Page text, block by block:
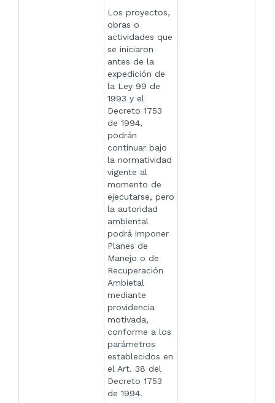
Los proyectos,
obras o
actividades que
se iniciaron
antes de la
expedición de
la Ley 99 de
1993 y el
Decreto 1753
de 1994,
podrán
continuar bajo
la normatividad
vigente al
momento de
ejecutarse, pero
la autoridad
ambiental
podrá imponer
Planes de
Manejo o de
Recuperación
Ambietal
mediante
providencia
motivada,
conforme a los
parámetros
establecidos en
el Art. 38 del
Decreto 1753
de 1994.